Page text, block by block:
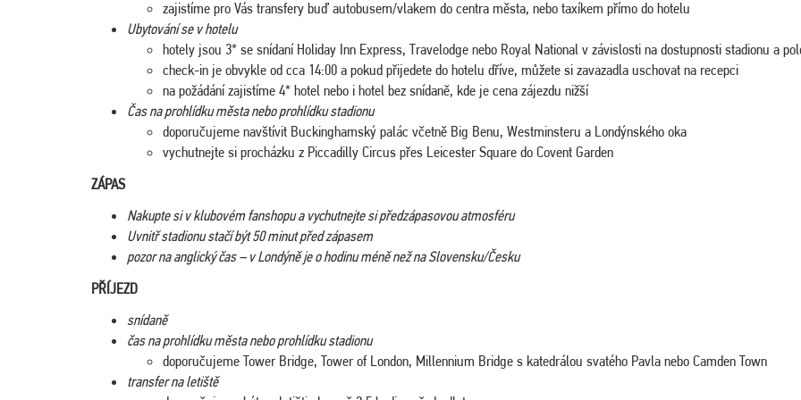
zajistíme pro Vás transfery buď autobusem/vlakem do centra města, nebo taxíkem přímo do hotelu
Ubytování se v hotelu
hotely jsou 3* se snídaní Holiday Inn Express, Travelodge nebo Royal National v závislosti na dostupnosti stadionu a
check-in je obvykle od cca 14:00 a pokud přijedete do hotelu dříve, můžete si zavazadla uschovat na recepci
na požádání zajistíme 4* hotel nebo i hotel bez snídaně, kde je cena zájezdu nižší
Čas na prohlídku města nebo prohlídku stadionu
doporučujeme navštívit Buckinghamský palác včetně Big Benu, Westminsteru a Londýnského oka
vychutnejte si procházku z Piccadilly Circus přes Leicester Square do Covent Garden
ZÁPAS
Nakupte si v klubovém fanshopu a vychutnejte si předzápasovou atmosféru
Uvnitř stadionu stačí být 50 minut před zápasem
pozor na anglický čas – v Londýně je o hodinu méně než na Slovensku/Česku
PŘÍJEZD
snídaně
čas na prohlídku města nebo prohlídku stadionu
doporučujeme Tower Bridge, Tower of London, Millennium Bridge s katedrálou svatého Pavla nebo Camden Town
transfer na letiště